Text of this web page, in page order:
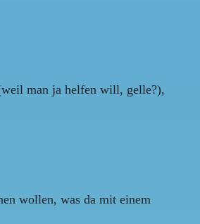
man ja helfen will, gelle?),
wollen, was da mit einem